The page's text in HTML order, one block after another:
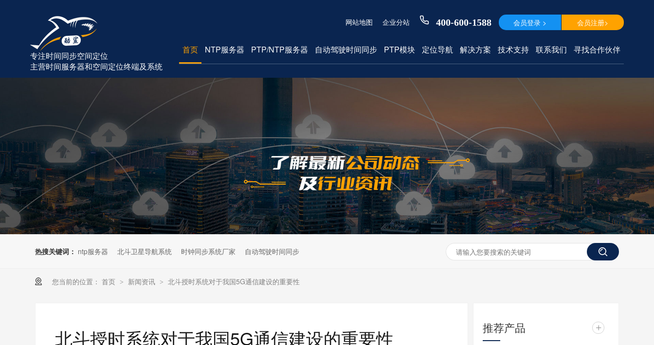
专注时间同步空间定位
主营时间服务器和空间定位终端及系统
网站地图 企业分站 400-600-1588 会员登录 > 会员注册>
首页 NTP服务器 PTP/NTP服务器 自动驾驶时间同步 PTP模块 定位导航 解决方案 技术支持 联系我们 寻找合作伙伴
热搜关键词： ntp服务器 北斗卫星导航系统 时钟同步系统厂家 自动驾驶时间同步
您当前的位置： 首页 > 新闻资讯 > 北斗授时系统对于我国5G通信建设的重要性
北斗授时系统对于我国5G通信建设的重要性 推荐产品 +